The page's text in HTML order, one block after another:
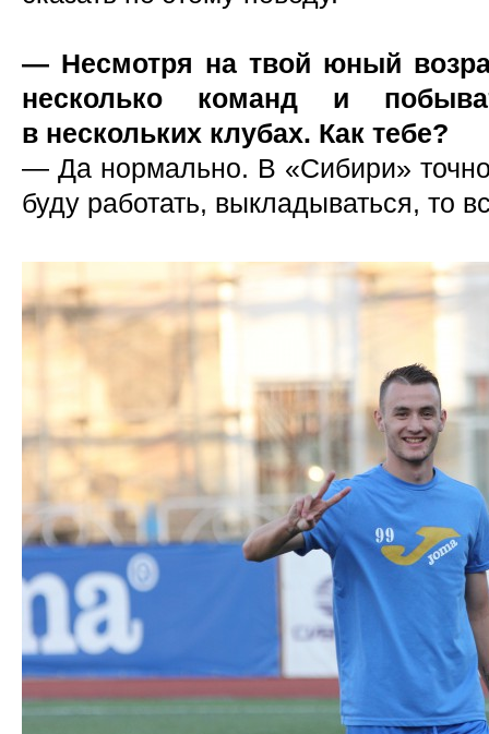
— Несмотря на твой юный
несколько команд и
в нескольких клубах. Как тебе?
— Да нормально. В «Сибири»
буду работать, выкладываться, то